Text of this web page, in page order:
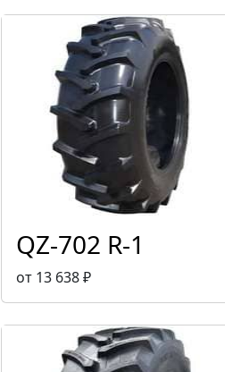
QZ-702 R-1
от 13 638 ₽